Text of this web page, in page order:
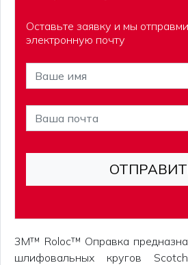
Оставьте заявку и мы
электронную почту
3M™ Roloc™ Оправка
шлифовальных кругов